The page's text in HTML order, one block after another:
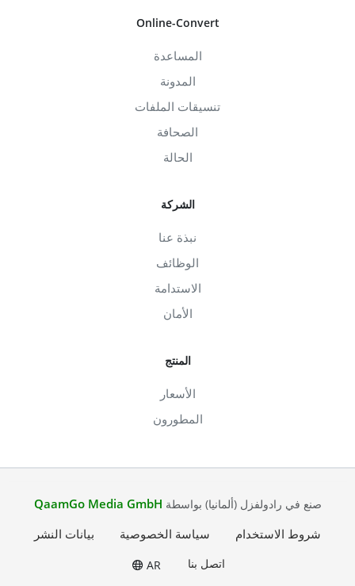
Online-Convert
المساعدة
المدونة
تنسيقات الملفات
الصحافة
الحالة
الشركة
نبذة عنا
الوظائف
الاستدامة
الأمان
المنتج
الأسعار
المطورون
صنع في رادولفزل (ألمانيا) بواسطة QaamGo Media GmbH
شروط الاستخدام
سياسة الخصوصية بيانات النشر
اتصل بنا AR